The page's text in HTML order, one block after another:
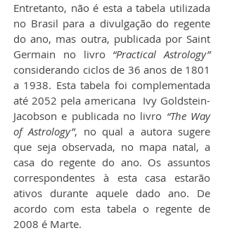
Entretanto, não é esta a tabela utilizada
no Brasil para a divulgação do regente
do ano, mas outra, publicada por Saint
Germain no livro
“Practical Astrology”
considerando ciclos de 36 anos de 1801
a 1938. Esta tabela foi complementada
até 2052 pela americana  Ivy Goldstein-
Jacobson e publicada no livro “The Way
of Astrology”, no qual a autora sugere
que seja observada, no mapa natal, a
casa do regente do ano. Os assuntos
correspondentes à esta casa estarão
ativos durante aquele dado ano. De
acordo com esta tabela o regente de
2008 é Marte.